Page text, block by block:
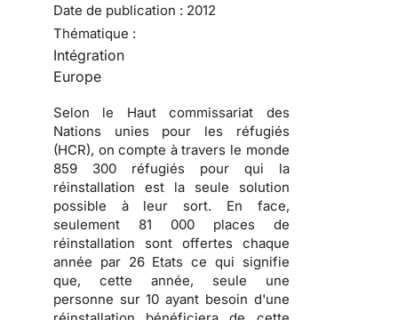
Date de publication : 2012
Thématique :
Intégration
Europe
Selon le Haut commissariat des
Nations unies pour les réfugiés
(HCR), on compte à travers le monde
859 300 réfugiés pour qui la
réinstallation est la seule solution
possible à leur sort. En face,
seulement 81 000 places de
réinstallation sont offertes chaque
année par 26 Etats ce qui signifie
que, cette année, seule une
personne sur 10 ayant besoin d'une